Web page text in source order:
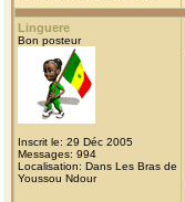
Linguere
Bon posteur
Inscrit le: 29 Déc 2005
Messages: 994
Localisation: Dans Les Bras de
Youssou Ndour